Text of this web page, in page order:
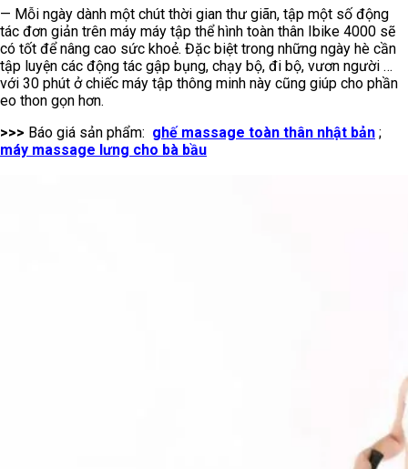
— Mỗi ngày dành một chút thời gian thư giãn, tập một số động
tác đơn giản trên máy máy tập thể hình toàn thân Ibike 4000 sẽ
có tốt để nâng cao sức khoẻ. Đặc biệt trong những ngày hè cần
tập luyện các động tác gập bụng, chạy bộ, đi bộ, vươn người …
với 30 phút ở chiếc máy tập thông minh này cũng giúp cho phần
eo thon gọn hơn.
>>> Báo giá sản phẩm: ghế massage toàn thân nhật bản ;
máy massage lưng cho bà bầu